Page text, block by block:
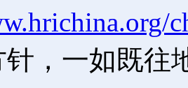
，一如既往